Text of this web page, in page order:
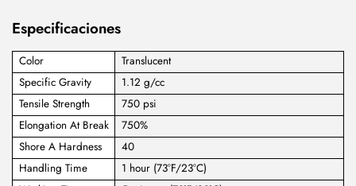
Especificaciones
Color
Translucent
Specific Gravity
1.12 g/cc
Tensile Strength
750 psi
Elongation At Break
750%
Shore A Hardness
40
Handling Time
1 hour (73°F/23°C)